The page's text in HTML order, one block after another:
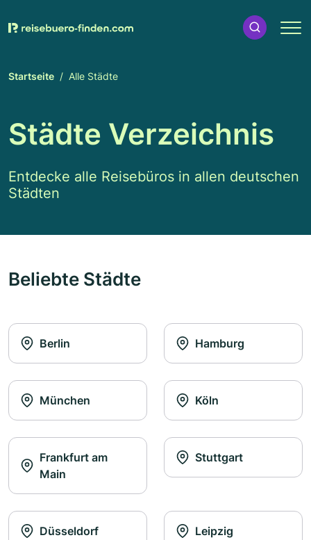
Startseite Alle Städte
Städte Verzeichnis
Entdecke alle Reisebüros in allen deutschen
Städten
Beliebte Städte
Berlin Hamburg
München Köln
Frankfurt am
Main
Stuttgart
Düsseldorf Leipzig